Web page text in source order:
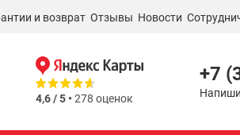
и возврат Отзывы Новости
4,6 / 5 •278 оценок
+7